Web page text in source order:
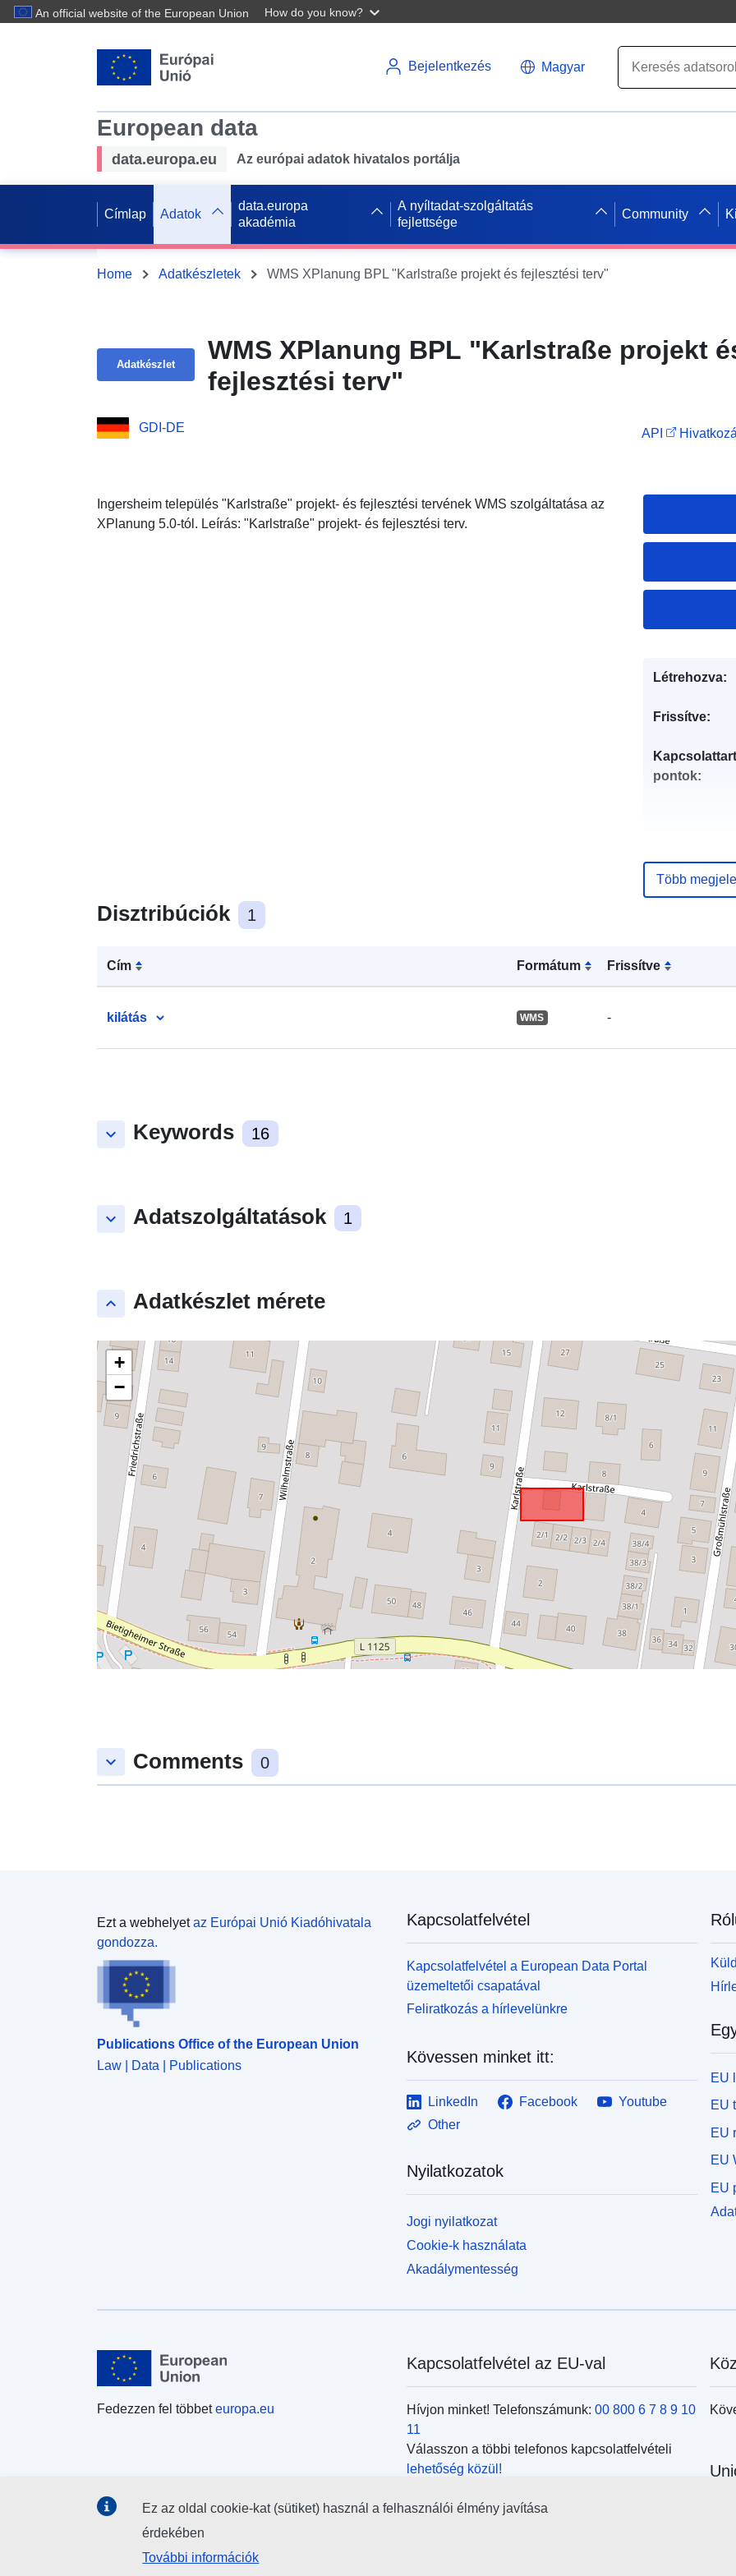
An official website of the European Union How do you know?
Bejelentkezés Magyar
European data
data.europa.eu Az európai adatok hivatalos portálja
Címlap Adatok
data.europa
akadémia
A nyíltadat-szolgáltatás
fejlettsége
Community
Home Adatkészletek WMS XPlanung BPL "Karlstraße projekt és fejlesztési terv"
Adatkészlet
WMS XPlanung BPL "Karlstraße projekt
fejlesztési terv"
GDI-DE API
Ingersheim település "Karlstraße" projekt- és fejlesztési tervének WMS szolgáltatása az
XPlanung 5.0-tól. Leírás: "Karlstraße" projekt- és fejlesztési terv.
Disztribúciók 1
Cím Formátum Frissítve
kilátás WMS -
keyboard_arrow_down Keywords 16
keyboard_arrow_down Adatszolgáltatások 1
keyboard_arrow_up Adatkészlet mérete
+
−
Létrehozva:
Frissítve:
pontok:
Több
keyboard_arrow_down Comments 0
Ezt a webhelyetaz Európai Unió Kiadóhivatala
gondozza.
Publications Office of the European Union
Law | Data | Publications
Kapcsolatfelvétel
Kapcsolatfelvétel a European Data Portal
üzemeltetői csapatával
Feliratkozás a hírlevelünkre
Kövessen minket itt:
LinkedIn Facebook
Youtube
Other
Nyilatkozatok
Jogi nyilatkozat
Cookie-k használata
Akadálymentesség
EU
EU
EU
EU
EU
Fedezzen fel többeteuropa.eu
Kapcsolatfelvétel az EU-val
Hívjon minket! Telefonszámunk: 00 800 6 7 8 9 10
11
Válasszon a többi telefonos kapcsolatfelvételi
lehetőség közül!
kitöltésével!
Ez az oldal cookie-kat (sütiket) használ a felhasználói élmény javítása
érdekében
További információk